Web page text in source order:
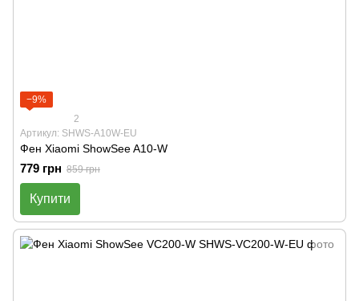
−9%
2
Артикул: SHWS-A10W-EU
Фен Xiaomi ShowSee A10-W
779 грн 859 грн
Купити